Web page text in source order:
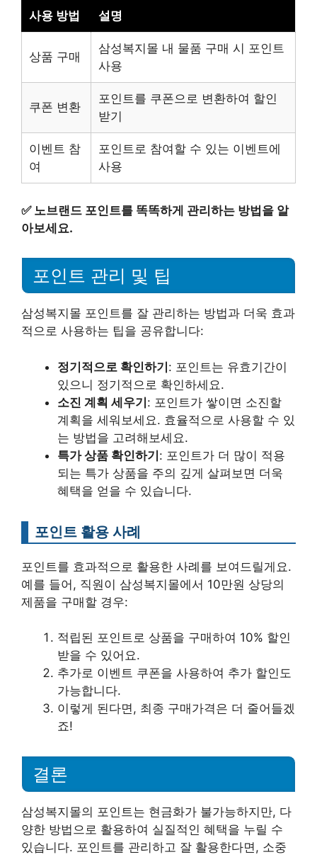
사용 방법 설명
상품 구매
삼성복지몰 내 물품 구매 시 포인트
사용
쿠폰 변환
포인트를 쿠폰으로 변환하여 할인
받기
이벤트 참
여
포인트로 참여할 수 있는 이벤트에
사용
✅ 노브랜드 포인트를 똑똑하게 관리하는 방법을 알
아보세요.
포인트 관리 및 팁
삼성복지몰 포인트를 잘 관리하는 방법과 더욱 효과
적으로 사용하는 팁을 공유합니다:
정기적으로 확인하기: 포인트는 유효기간이
있으니 정기적으로 확인하세요.
소진 계획 세우기: 포인트가 쌓이면 소진할
계획을 세워보세요. 효율적으로 사용할 수 있
는 방법을 고려해보세요.
특가 상품 확인하기: 포인트가 더 많이 적용
되는 특가 상품을 주의 깊게 살펴보면 더욱
혜택을 얻을 수 있습니다.
포인트 활용 사례
포인트를 효과적으로 활용한 사례를 보여드릴게요.
예를 들어, 직원이 삼성복지몰에서 10만원 상당의
제품을 구매할 경우:
적립된 포인트로 상품을 구매하여 10% 할인
받을 수 있어요.
추가로 이벤트 쿠폰을 사용하여 추가 할인도
가능합니다.
이렇게 된다면, 최종 구매가격은 더 줄어들겠
죠!
결론
삼성복지몰의 포인트는 현금화가 불가능하지만, 다
양한 방법으로 활용하여 실질적인 혜택을 누릴 수
있습니다. 포인트를 관리하고 잘 활용한다면, 소중